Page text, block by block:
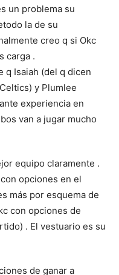
un problema su
la de su
creo q si Okc
carga .
q Isaiah (del q dicen
y Plumlee
experiencia en
van a jugar mucho
equipo claramente .
opciones en el
más por esquema de
con opciones de
. El vestuario es su
de ganar a